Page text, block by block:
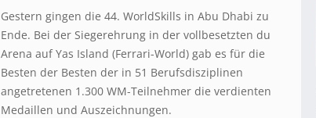
Gestern gingen die 44. WorldSkills in Abu Dhabi zu
Ende. Bei der Siegerehrung in der vollbesetzten du
Arena auf Yas Island (Ferrari-World) gab es für die
Besten der Besten der in 51 Berufsdisziplinen
angetretenen 1.300 WM-Teilnehmer die verdienten
Medaillen und Auszeichnungen.